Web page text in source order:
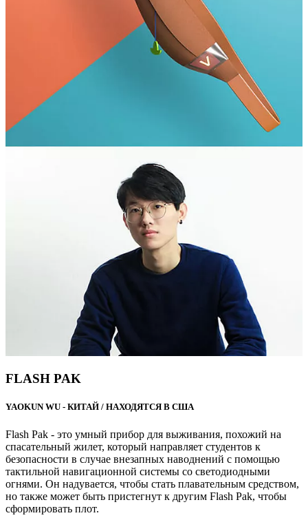
FLASH PAK
YAOKUN WU - КИТАЙ / НАХОДЯТСЯ В США
Flash Pak - это умный прибор для выживания, похожий на
спасательный жилет, который направляет студентов к
безопасности в случае внезапных наводнений с помощью
тактильной навигационной системы со светодиодными
огнями. Он надувается, чтобы стать плавательным средством,
но также может быть пристегнут к другим Flash Pak, чтобы
сформировать плот.